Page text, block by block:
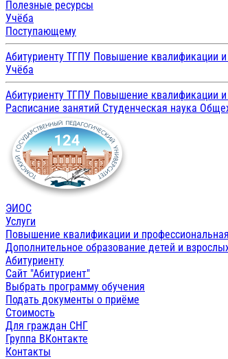
Полезные ресурсы
Учёба
Поступающему
Абитуриенту ТГПУ Повышение квалификации и
Учёба
Абитуриенту ТГПУ Повышение квалификации и
Расписание занятий Студенческая наука
ЭИОС
Услуги
Повышение квалификации и
Дополнительное образование детей и
Абитуриенту
Сайт "Абитуриент"
Выбрать программу обучения
Подать документы о приёме
Стоимость
Для граждан СНГ
Группа ВКонтакте
Контакты